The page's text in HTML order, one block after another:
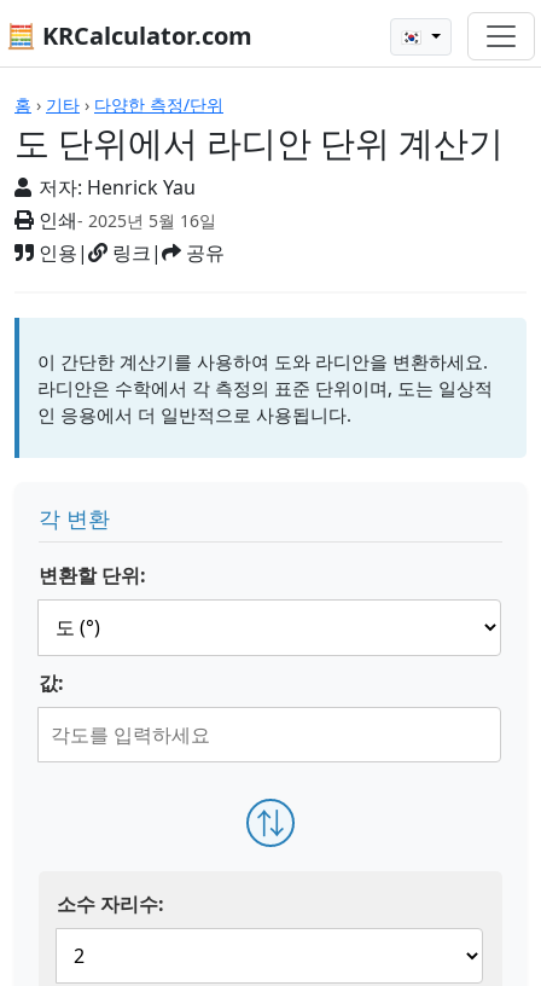
🧮 KRCalculator.com 🇰🇷
홈 › 기타 › 다양한 측정/단위
도 단위에서 라디안 단위 계산기
저자: Henrick Yau
인쇄- 2025년 5월 16일
인용| 링크| 공유
계산기
이 간단한 계산기를 사용하여 도와 라디안을 변환하세요.
라디안은 수학에서 각 측정의 표준 단위이며, 도는 일상적
인 응용에서 더 일반적으로 사용됩니다.
각 변환
변환할 단위:
값:
⇅
소수 자리수: